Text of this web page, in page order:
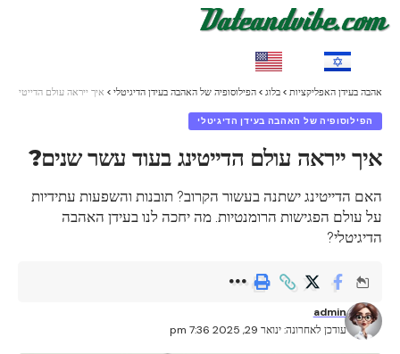
אהבה בעידן האפליקציות > בלוג > הפילוסופיה של האהבה בעידן הדיגיטלי > איך ייראה עולם הדייטינג
הפילוסופיה של האהבה בעידן הדיגיטלי
איך ייראה עולם הדייטינג בעוד עשר שנים?
האם הדייטינג ישתנה בעשור הקרוב? תובנות והשפעות עתידיות
על עולם הפגישות הרומנטיות. מה יחכה לנו בעידן האהבה
הדיגיטלי?
עודכן לאחרונה: ינואר 29, 2025 7:36 pm
admin